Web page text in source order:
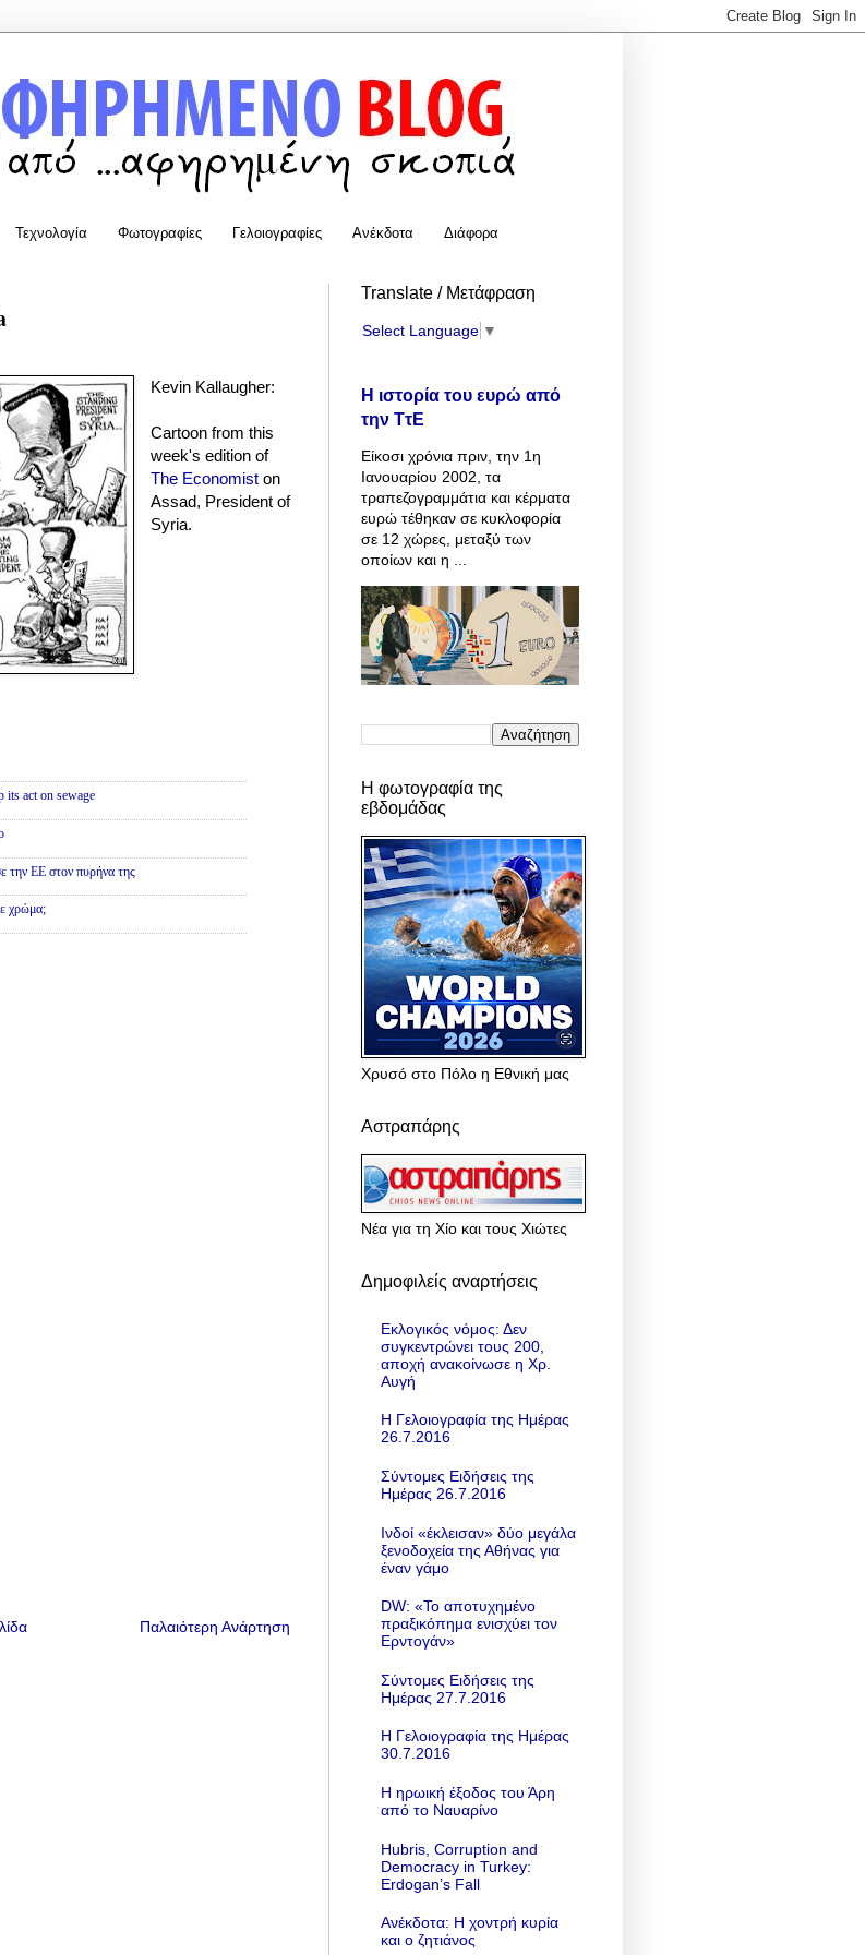
Τεχνολογία Φωτογραφίες Γελοιογραφίες Ανέκδοτα Διάφορα
Kevin Kallaugher:
Cartoon from this
week's edition of
The Economist on
Assad, President of
Syria.
its act on sewage
την ΕΕ στον πυρήνα της
χρώμα;
Παλαιότερη Ανάρτηση
Translate / Μετάφραση
Select Language ▼
Η ιστορία του ευρώ από
την ΤτΕ
Είκοσι χρόνια πριν, την 1η
Ιανουαρίου 2002, τα
τραπεζογραμμάτια και κέρματα
ευρώ τέθηκαν σε κυκλοφορία
σε 12 χώρες, μεταξύ των
οποίων και η ...
Η φωτογραφία της
εβδομάδας
Χρυσό στο Πόλο η Εθνική μας
Αστραπάρης
Νέα για τη Χίο και τους Χιώτες
Δημοφιλείς αναρτήσεις
Εκλογικός νόμος: Δεν
συγκεντρώνει τους 200,
αποχή ανακοίνωσε η Χρ.
Αυγή
Η Γελοιογραφία της Ημέρας
26.7.2016
Σύντομες Ειδήσεις της
Ημέρας 26.7.2016
Ινδοί «έκλεισαν» δύο μεγάλα
ξενοδοχεία της Αθήνας για
έναν γάμο
DW: «To αποτυχημένο
πραξικόπημα ενισχύει τον
Ερντογάν»
Σύντομες Ειδήσεις της
Ημέρας 27.7.2016
Η Γελοιογραφία της Ημέρας
30.7.2016
Η ηρωική έξοδος του Άρη
από το Ναυαρίνο
Hubris, Corruption and
Democracy in Turkey:
Erdogan’s Fall
Ανέκδοτα: Η χοντρή κυρία
και ο ζητιάνος